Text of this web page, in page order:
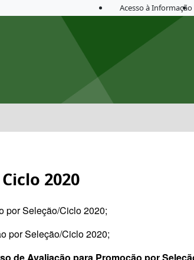
Acesso à Informação
2020
por Seleção/Ciclo 2020;
por Seleção/Ciclo 2020;